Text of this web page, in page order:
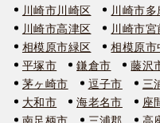
川崎市川崎区
川崎市
川崎市高津区
川崎市
相模原市緑区
相模原市
平塚市
鎌倉市 藤沢
茅ヶ崎市
逗子市 三
大和市
海老名市 座
南足柄市
三浦郡 高